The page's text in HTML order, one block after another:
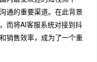
通的重要渠道。在此背景
而将AI客服系统对接到抖
销售效率，成为了一个重